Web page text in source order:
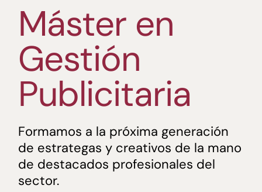
Máster en
Gestión
Publicitaria
Formamos a la próxima generación
de estrategas y creativos de la mano
de destacados profesionales del
sector.